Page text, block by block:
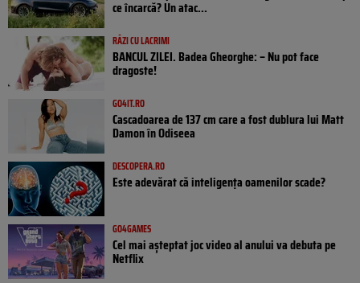
ce încarcă? Un atac...
RÂZI CU LACRIMI
BANCUL ZILEI. Badea Gheorghe: – Nu pot face
dragoste!
GO4IT.RO
Cascadoarea de 137 cm care a fost dublura lui Matt
Damon în Odiseea
DESCOPERA.RO
Este adevărat că inteligența oamenilor scade?
GO4GAMES
Cel mai așteptat joc video al anului va debuta pe
Netflix